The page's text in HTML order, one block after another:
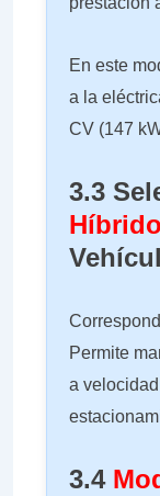
En este
a la
CV (147
3.3
Permite
a
3.4